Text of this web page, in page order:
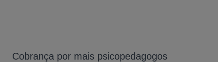
Cobrança por mais psicopedagogos